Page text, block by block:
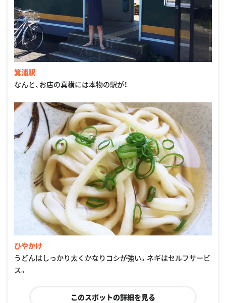
箕浦駅
なんと、お店の真横には本物の駅が！
ひやかけ
うどんはしっかり太くかなりコシが強い。ネギはセルフサービ
ス。
このスポットの詳細を見る